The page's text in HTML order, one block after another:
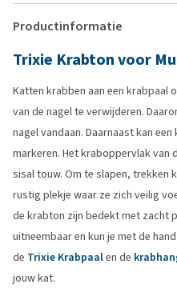
Productinformatie
Trixie Krabton voor
Katten krabben aan een krabpaal
van de nagel te verwijderen.
nagel vandaan. Daarnaast kan
markeren. Het kraboppervlak van
sisal touw. Om te slapen, trekken
rustig plekje waar ze zich veilig
de krabton zijn bedekt met zacht
uitneembaar en kun je met de
de Trixie Krabpaalen de
jouw kat.